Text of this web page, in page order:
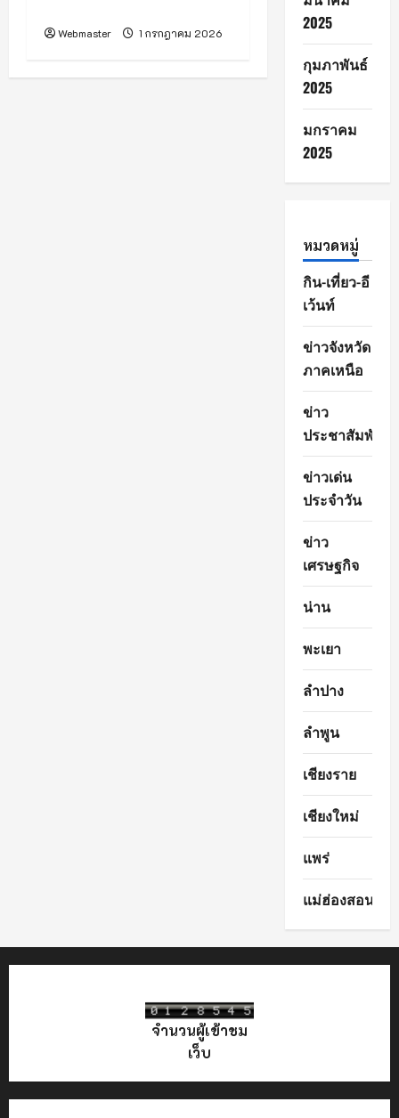
Webmaster 1 กรกฎาคม 2026
2025
กุมภาพันธ์
2025
มกราคม
2025
หมวดหมู่
กิน-เที่ยว-อี
เว้นท์
ข่าวจังหวัด
ภาคเหนือ
ข่าว
ประชาสัมพันธ์
ข่าวเด่น
ประจำวัน
ข่าว
เศรษฐกิจ
น่าน
พะเยา
ลำปาง
ลำพูน
เชียงราย
เชียงใหม่
แพร่
แม่ฮ่องสอน
จำนวนผู้เข้าชม
เว็บ